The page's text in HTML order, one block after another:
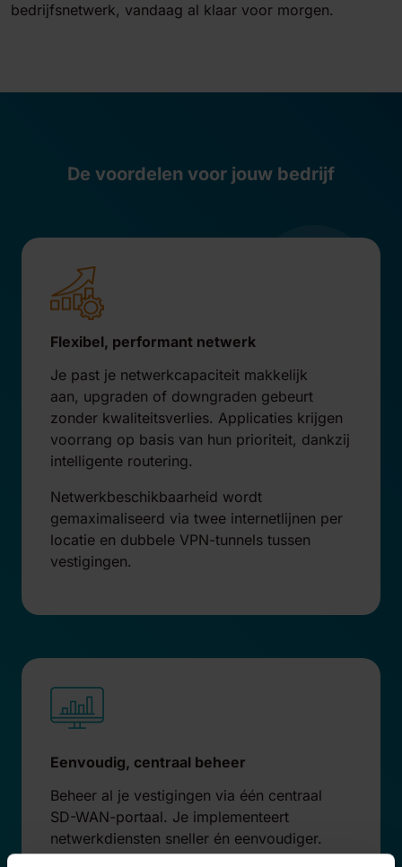
bedrijfsnetwerk, vandaag al klaar voor morgen.
De voordelen voor jouw bedrijf
Flexibel, performant netwerk
Je past je netwerkcapaciteit makkelijk
aan, upgraden of downgraden gebeurt
zonder kwaliteitsverlies. Applicaties krijgen
voorrang op basis van hun prioriteit, dankzij
intelligente routering.
Netwerkbeschikbaarheid wordt
gemaximaliseerd via twee internetlijnen per
locatie en dubbele VPN-tunnels tussen
vestigingen.
Eenvoudig, centraal beheer
Beheer al je vestigingen via één centraal
SD-WAN-portaal. Je implementeert
netwerkdiensten sneller én eenvoudiger.